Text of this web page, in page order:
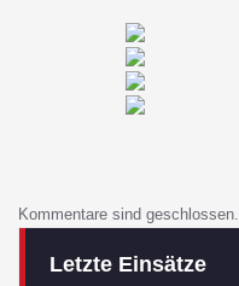
Kommentare sind geschlossen.
Letzte Einsätze